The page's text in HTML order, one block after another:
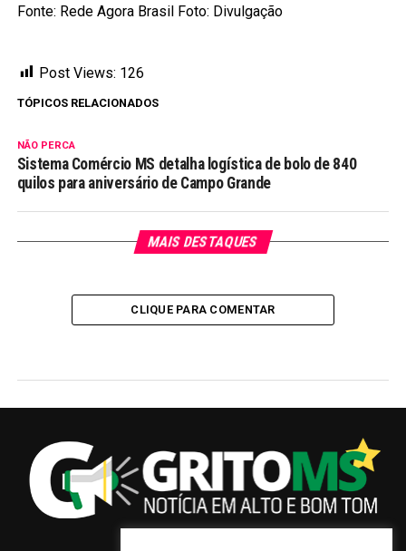
Fonte: Rede Agora Brasil Foto: Divulgação
Post Views: 126
TÓPICOS RELACIONADOS
NÃO PERCA
Sistema Comércio MS detalha logística de bolo de 840
quilos para aniversário de Campo Grande
MAIS DESTAQUES
CLIQUE PARA COMENTAR